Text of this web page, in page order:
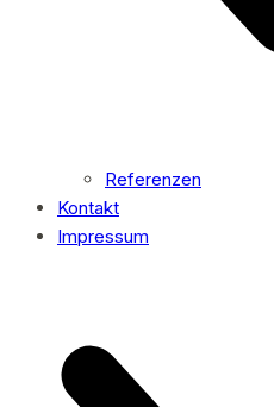
Referenzen
Kontakt
Impressum